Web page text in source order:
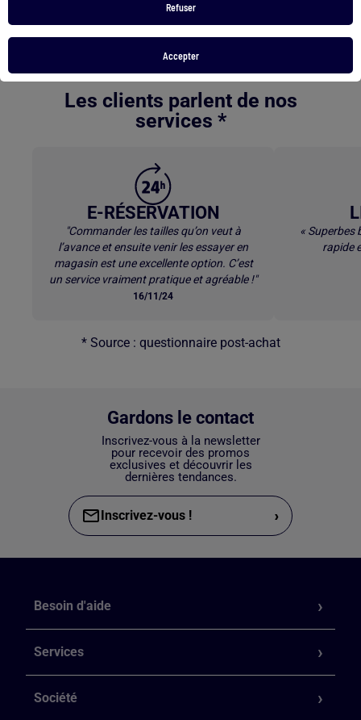
Refuser
Accepter
Les clients parlent de nos
services *
E-RÉSERVATION
"Commander les tailles qu’on veut à
l’avance et ensuite venir les essayer en
magasin est une excellente option. C’est
un service vraiment pratique et agréable !"
16/11/24
« Superbes
rapide
* Source : questionnaire post-achat
Gardons le contact
Inscrivez-vous à la newsletter
pour recevoir des promos
exclusives et découvrir les
dernières tendances.
Inscrivez-vous ! ›
Besoin d'aide
Services
Société